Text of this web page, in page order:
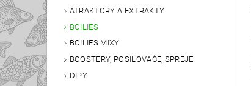
ATRAKTORY A EXTRAKTY
BOILIES
BOILIES MIXY
BOOSTERY, POSILOVAČE, SPREJE
DIPY